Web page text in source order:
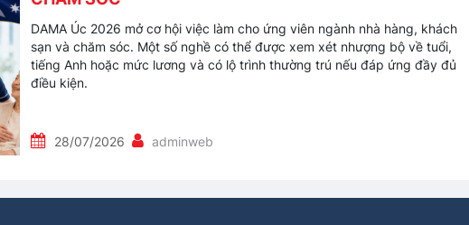
DAMA Úc 2026 mở cơ hội việc làm cho ứng viên ngành nhà hàng, khách
sạn và chăm sóc. Một số nghề có thể được xem xét nhượng bộ về tuổi,
tiếng Anh hoặc mức lương và có lộ trình thường trú nếu đáp ứng đầy đủ
điều kiện.
28/07/2026 adminweb